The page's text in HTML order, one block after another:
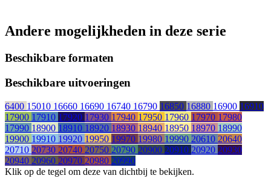
Andere mogelijkheden in deze serie
Beschikbare formaten
Beschikbare uitvoeringen
6400 15010 16660 16690 16740 16790 16850 16880 16900 16910
17900 17910 17920 17930 17940 17950 17960 17970 17980
17990 18900 18910 18920 18930 18940 18950 18970 18990
19900 19910 19920 19950 19970 19980 19990 20610 20640
20710 20730 20740 20750 20790 20900 20910 20920 20930
20940 20960 20970 20980 20990
Klik op de tegel om deze van dichtbij te bekijken.